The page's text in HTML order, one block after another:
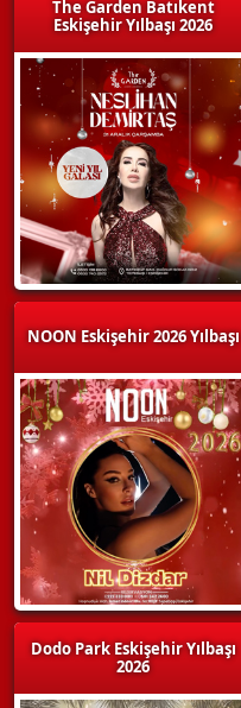
The Garden Batıkent
Eskişehir Yılbaşı 2026
NOON Eskişehir 2026 Yılbaşı
Dodo Park Eskişehir Yılbaşı
2026